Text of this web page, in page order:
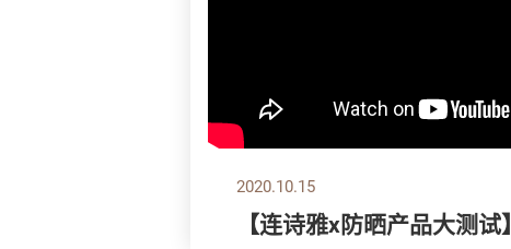
2020.10.15
【连诗雅x防晒产品大测试】